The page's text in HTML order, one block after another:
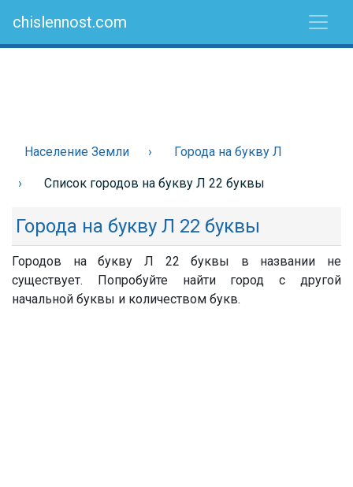
chislennost.com
Население Земли Города на букву Л
Список городов на букву Л 22 буквы
Города на букву Л 22 буквы
Городов на букву Л 22 буквы в названии не
существует. Попробуйте найти город с другой
начальной буквы и количеством букв.